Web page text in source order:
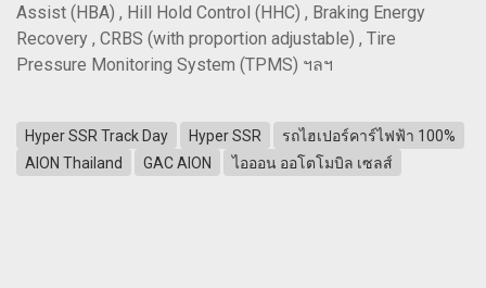
Assist (HBA) , Hill Hold Control (HHC) , Braking Energy
Recovery , CRBS (with proportion adjustable) , Tire
Pressure Monitoring System (TPMS) ฯลฯ
Hyper SSR Track Day Hyper SSR
รถไฮเปอร์คาร์ไฟฟ้า 100%
AION Thailand
GAC AION ไอออน ออโตโมบิล เซลส์